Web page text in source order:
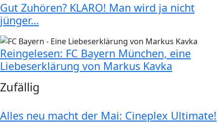
Gut Zuhören? KLARO! Man wird ja nicht
jünger…
Reingelesen: FC Bayern München, eine
Liebeserklärung von Markus Kavka
Zufällig
Alles neu macht der Mai: Cineplex Ultimate!